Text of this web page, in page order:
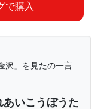
で購入
沢」を見たの一言
いこうぼうた